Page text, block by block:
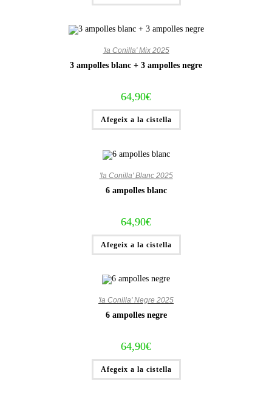
'la Conilla' Mix 2025
3 ampolles blanc + 3 ampolles negre
64,90€
Afegeix a la cistella
'la Conilla' Blanc 2025
6 ampolles blanc
64,90€
Afegeix a la cistella
'la Conilla' Negre 2025
6 ampolles negre
64,90€
Afegeix a la cistella